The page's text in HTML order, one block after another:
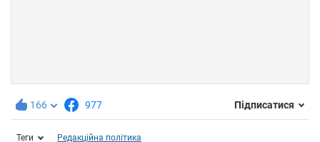
166 977 Підписатися
Теги Редакційна політика